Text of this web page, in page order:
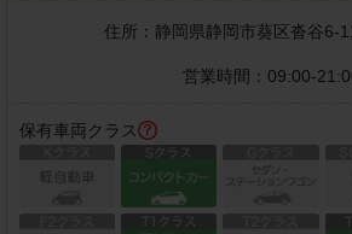
住所： 静岡県静岡市葵区沓谷6-
営業時間： 09:00-
保有車両クラス